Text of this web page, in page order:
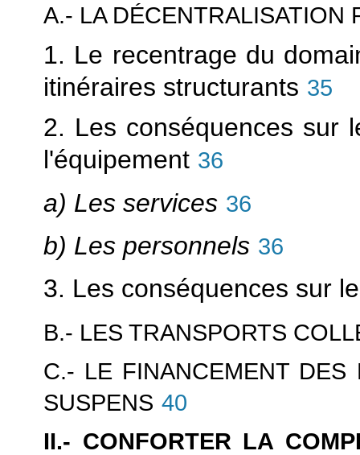
A.- LA DÉCENTRALISATION
1. Le recentrage du
itinéraires structurants 35
2. Les conséquences sur
l'équipement 36
a) Les services 36
b) Les personnels 36
3. Les conséquences sur
B.- LES TRANSPORTS
C.- LE FINANCEMENT DES
SUSPENS 40
II.- CONFORTER LA